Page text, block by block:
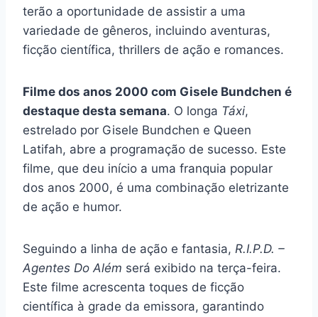
terão a oportunidade de assistir a uma
variedade de gêneros, incluindo aventuras,
ficção científica, thrillers de ação e romances.
Filme dos anos 2000 com Gisele Bundchen é
destaque desta semana. O longa Táxi,
estrelado por Gisele Bundchen e Queen
Latifah, abre a programação de sucesso. Este
filme, que deu início a uma franquia popular
dos anos 2000, é uma combinação eletrizante
de ação e humor.
Seguindo a linha de ação e fantasia, R.I.P.D. –
Agentes Do Além será exibido na terça-feira.
Este filme acrescenta toques de ficção
científica à grade da emissora, garantindo